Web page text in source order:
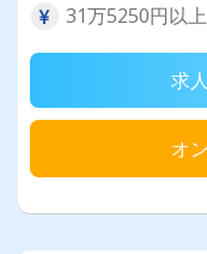
31万5250円以上
求
オ